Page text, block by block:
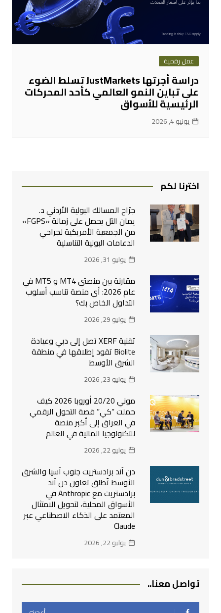
عمل رقمية
دراسة أجرتها JustMarkets تسلط الضوء
على تباين النمو العالمي كأحد المحركات
الرئيسية للأسواق
يونيو 4, 2026
اخترنا لكم
جرّاح المسالك البولية الأردني د.
يمان التل يحصل على زمالة «FGPS»
من الجمعية الأمريكية لجراحي
الدعامات البولية التناسلية
يوليو 31, 2026
مقارنة بين منصتي MT4 و MT5 في
عام 2026: أي منصة تناسب أسلوب
التداول الخاص بك؟
يوليو 29, 2026
تقنية XERF تصل إلى دبي وعيادة
Biolite تقود إطلاقها في منطقة
الشرق الأوسط
يوليو 23, 2026
موني 20/20 أوروبا 2026 كيف
حملت “كي” قصة التحول الرقمي
في العراق إلى أكبر منصة
للتكنولوجيا المالية في العالم
يوليو 22, 2026
دن آند برادستريت جنوب آسيا والشرق
الأوسط تُطلق تعاون دن آند
برادستريت مع Anthropic في
الأسواق المحلية، لتحويل الامتثال
المعتمد على الذكاء الاصطناعي عبر
Claude
يوليو 22, 2026
تواصل معنا..